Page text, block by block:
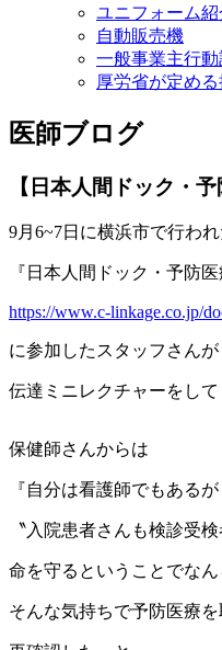
ユニフォーム紹
自動販売機
一般事業主行
厚労省が定め
医師ブログ
【日本人間ドック・
9月6~7日に横浜市で行われ
『日本人間ドック・予防医
https://www.c-linkage.co.jp/
に参加したスタッフさんが
伝達ミニレクチャーをして
保健師さんからは
『自分は看護師でもあるが
〝入院患者さんも検診受
命を守るということでなん
そんな気持ちで予防医療